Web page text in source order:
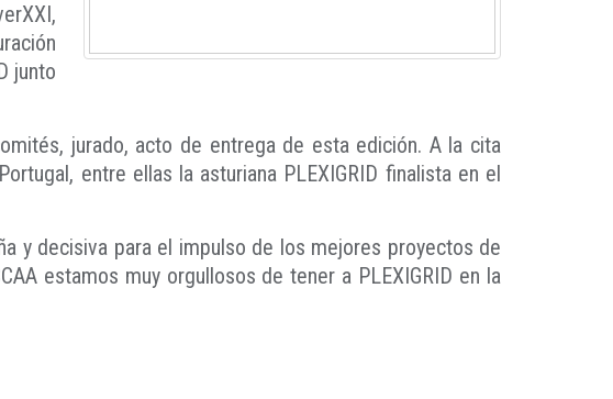
junto
jurado, acto de entrega de esta edición. A la cita
entre ellas la asturiana PLEXIGRID finalista en el
y decisiva para el impulso de los mejores proyectos de
estamos muy orgullosos de tener a PLEXIGRID en la